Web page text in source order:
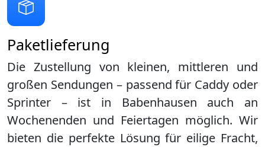
Paketlieferung
Die Zustellung von kleinen, mittleren und
großen Sendungen – passend für Caddy oder
Sprinter – ist in Babenhausen auch an
Wochenenden und Feiertagen möglich. Wir
bieten die perfekte Lösung für eilige Fracht,